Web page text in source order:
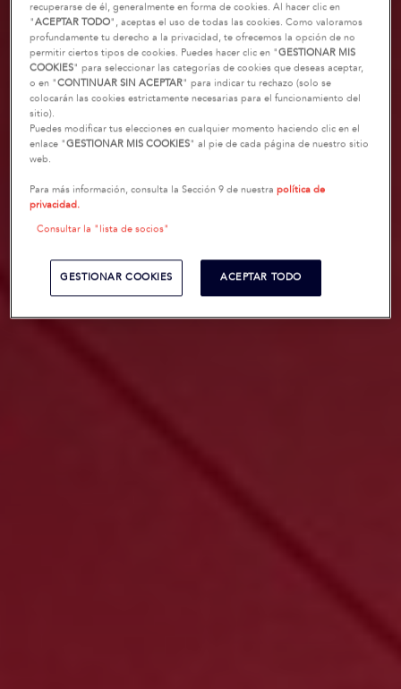
recuperarse de él, generalmente en forma de cookies. Al hacer clic en
"ACEPTAR TODO", aceptas el uso de todas las cookies. Como valoramos
profundamente tu derecho a la privacidad, te ofrecemos la opción de no
permitir ciertos tipos de cookies. Puedes hacer clic en "GESTIONAR MIS
COOKIES" para seleccionar las categorías de cookies que deseas aceptar,
o en "CONTINUAR SIN ACEPTAR" para indicar tu rechazo (solo se
colocarán las cookies estrictamente necesarias para el funcionamiento del
sitio).
Puedes modificar tus elecciones en cualquier momento haciendo clic en el
enlace "GESTIONAR MIS COOKIES" al pie de cada página de nuestro sitio
web.
Para más información, consulta la Sección 9 de nuestrapolítica de
privacidad.
Consultar la "lista de socios"
GESTIONAR COOKIES ACEPTAR TODO